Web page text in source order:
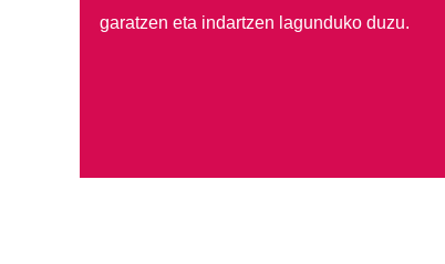
garatzen eta indartzen lagunduko duzu.